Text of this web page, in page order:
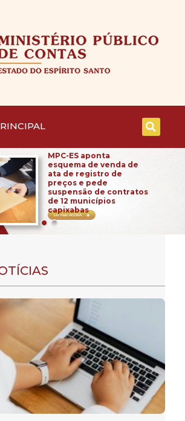
MPC-ES aponta
esquema de venda de
ata de registro de
preços e pede
suspensão de contratos
de 12 municípios
capixabas
Ler mais AGORA